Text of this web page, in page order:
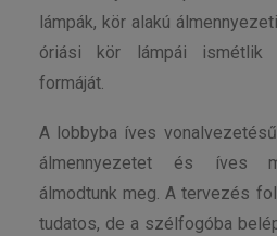
lámpák, kör alakú
óriási kör lámpái ismétlik
formáját.
A lobbyba íves
álmennyezetet és íves
álmodtunk meg. A tervezés
tudatos, de a szélfogóba